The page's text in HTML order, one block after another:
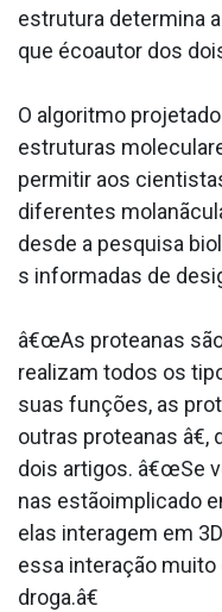
estrutura determina
que écoautor dos
O algoritmo
estruturas
permitir aos
diferentes
desde a pesquisa
s informadas de
â€œAs protea­nas
realizam todos os
suas funções, as
outras protea­nas
dois artigos. â€œSe
nas estãoimplicado
elas interagem em
essa interação
droga.â€